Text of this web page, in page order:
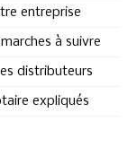
entreprise
à suivre
distributeurs
expliqués